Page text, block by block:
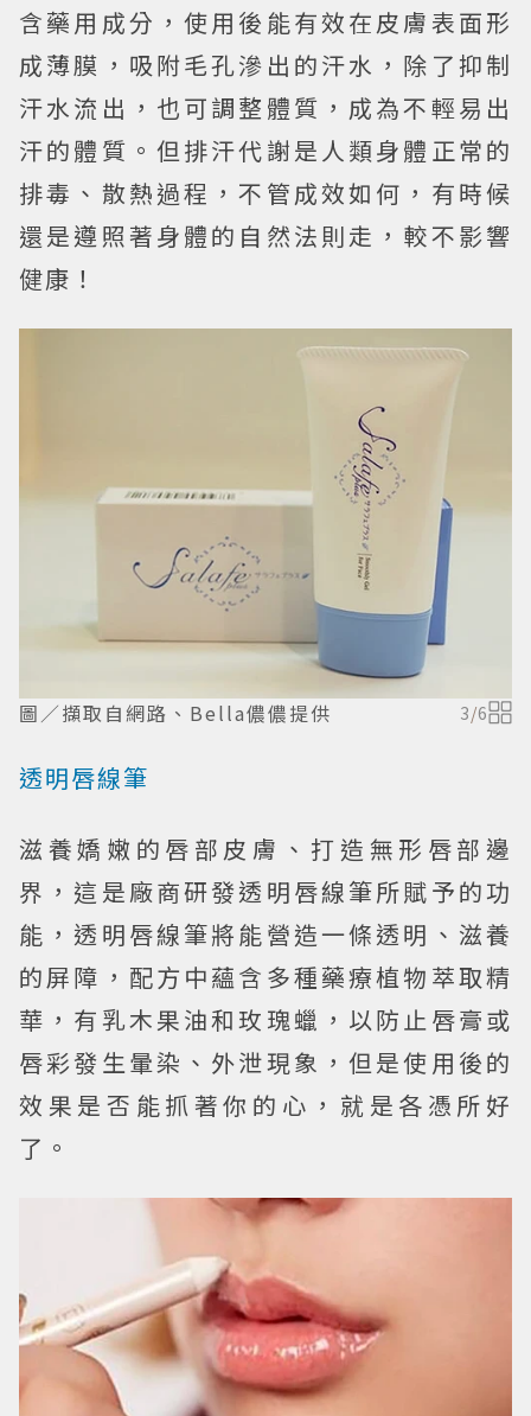
含藥用成分，使用後能有效在皮膚表面形
成薄膜，吸附毛孔滲出的汗水，除了抑制
汗水流出，也可調整體質，成為不輕易出
汗的體質。但排汗代謝是人類身體正常的
排毒、散熱過程，不管成效如何，有時候
還是遵照著身體的自然法則走，較不影響
健康！
圖／擷取自網路、Bella儂儂提供 3/6
透明唇線筆
滋養嬌嫩的唇部皮膚、打造無形唇部邊
界，這是廠商研發透明唇線筆所賦予的功
能，透明唇線筆將能營造一條透明、滋養
的屏障，配方中蘊含多種藥療植物萃取精
華，有乳木果油和玫瑰蠟，以防止唇膏或
唇彩發生暈染、外泄現象，但是使用後的
效果是否能抓著你的心，就是各憑所好
了。